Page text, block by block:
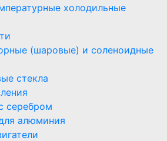
холодильные
(шаровые) и соленоидные
стекла
серебром
алюминия